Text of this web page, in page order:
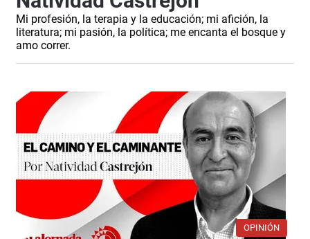
Mi profesión, la terapia y la educación; mi afición, la
literatura; mi pasión, la política; me encanta el bosque y
amo correr.
OPINIÓN